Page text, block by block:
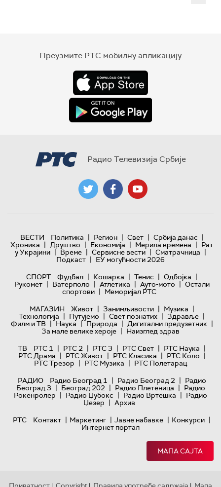
Преузмите РТС мобилну апликацију
Радио Телевизија Србије
ВЕСТИ Политика | Регион | Свет | Србија данас |
Хроника | Друштво | Економија | Мерила времена | Рат
у Украјини | Време | Сервисне вести | Сматрачница |
Подкаст | ЕУ могућности 2026
СПОРТ
Фудбал | Кошарка | Тенис | Одбојка |
Рукомет | Ватерполо | Атлетика | Ауто-мото | Остали
спортови | Меморијал РТС
МАГАЗИН
Живот | Занимљивости | Музика |
Технологијa | Путујемо | Свет познатих | Здравље |
Филм и ТВ | Наука | Природа | Дигитални предузетник |
За мале велике хероје | Наизглед здрав
ТВ
РТС 1 | РТС 2 | РТС 3 | РТС Свет | РТС Наука |
РТС Драма | РТС Живот | РТС Класика | РТС Коло |
РТС Трезор | РТС Музика | РТС Полетарац
РАДИО
Радио Београд 1 | Радио Београд 2 | Радио
Београд 3 | Београд 202 | Радио Плетеница | Радио
Рокенролер | Радио Џубокс | Радио Вртешка | Радио
Џезер | Архив
РТС
Контакт | Маркетинг | Јавне набавке | Конкурси |
Интернет портал
МАПА САЈТА